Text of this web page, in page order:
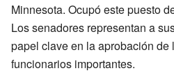
Minnesota. Ocupó este puesto
Los senadores representan a
papel clave en la aprobación
funcionarios importantes.